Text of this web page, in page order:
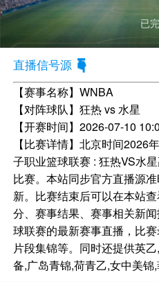
已
直播信号源
【赛事名称】WNBA
【对阵球队】狂热 vs 水星
【开赛时间】2026-07-10
【比赛详情】北京时间2026
子职业篮球联赛 : 狂热VS水
比赛。本站同步官方直播源
新。比赛结束后可以在本站
分、赛事结果、赛事相关新
球联赛的最新赛事直播，比
片段集锦等。同时还提供英
备,广岛青锦,荷青乙,女中美锦,